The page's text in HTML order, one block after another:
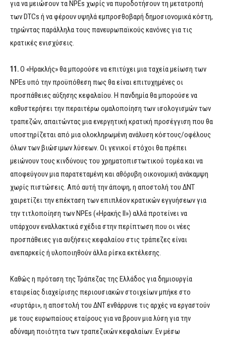
για να μειώσουν τα NPEs χωρίς να πυροδοτήσουν τη μετατροπή
των DTCs ή να φέρουν υψηλά εμπροσθοβαρή δημοσιονομικά κόστη,
τηρώντας παράλληλα τους πανευρωπαϊκούς κανόνες για τις
κρατικές ενισχύσεις.
11.Ο «Ηρακλής» θα μπορούσε να επιτύχει μια ταχεία μείωση των
NPEs υπό την προϋπόθεση πως θα είναι επιτυχημένες οι
προσπάθειες αύξησης κεφαλαίου. Η πανδημία θα μπορούσε να
καθυστερήσει την περαιτέρω ομαλοποίηση των ισολογισμών των
τραπεζών, απαιτώντας μια ενεργητική κρατική προσέγγιση που θα
υποστηρίζεται από μια ολοκληρωμένη ανάλυση κόστους/οφέλους
όλων των βιώσιμων λύσεων. Οι γενικοί στόχοι θα πρέπει
μειώνουν τους κινδύνους του χρηματοπιστωτικού τομέα και να
αποφεύγουν μια παρατεταμένη και αθόρυβη οικονομική ανάκαμψη
χωρίς πιστώσεις. Από αυτή την άποψη, η αποστολή του ΔΝΤ
χαιρετίζει την επέκταση των επιπλέον κρατικών εγγυήσεων για
την τιτλοποίηση των NPEs («Ηρακής ΙΙ») αλλά προτείνει να
υπάρχουν εναλλακτικά σχέδια στην περίπτωση που οι νέες
προσπάθειες για αυξήσεις κεφαλαίου στις τράπεζες είναι
ανεπαρκείς ή υλοποιηθούν άλλα ρίσκα εκτέλεσης.
Καθώς η πρόταση της Τράπεζας της Ελλάδος για δημιουργία
εταιρείας διαχείρισης περιουσιακών στοιχείων μπήκε στο
«συρτάρι», η αποστολή του ΔΝΤ ενθάρρυνε τις αρχές να εργαστούν
με τους ευρωπαίους εταίρους για να βρουν μια λύση για την
αδύναμη ποιότητα των τραπεζικών κεφαλαίων. Εν μέσω